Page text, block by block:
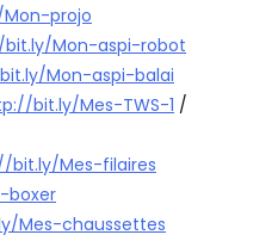
projo
Mon-aspi-robot
Mon-aspi-balai
bit.ly/Mes-TWS-1 /
bit.ly/Mes-filaires
boxer
Mes-chaussettes